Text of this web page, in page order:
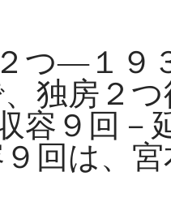
つ―１９
、独房２
容９回－
回は、